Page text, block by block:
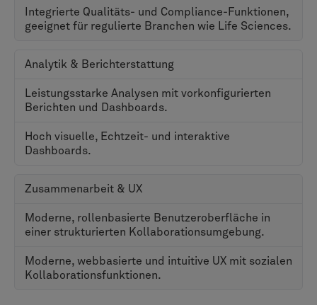
geführte Workflow-Prozesse für die Verwaltung von
Änderungen, sodass Unternehmen das System
Anforderungen anpassen können. Unternehmen mit
werden diese Vielseitigkeit zu schätzen wissen.
Verwaltung von Dokumenten
Der Lebenszyklus eines Produkts generiert unzählige
Dokumente — von technischen Spezifikationen bis hin
zu Konformitätszertifikaten. Ein robustes PLM-System
kontrollieren. Hier bieten die Plattformen
unterschiedliche funktionale Stärken.